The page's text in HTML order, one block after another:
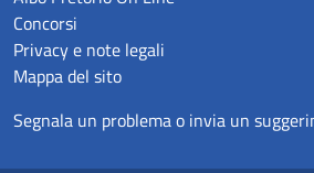
Concorsi
Privacy e note legali
Mappa del sito
Segnala un problema o invia un